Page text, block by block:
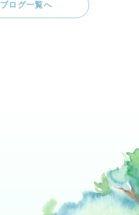
ブログ一覧へ